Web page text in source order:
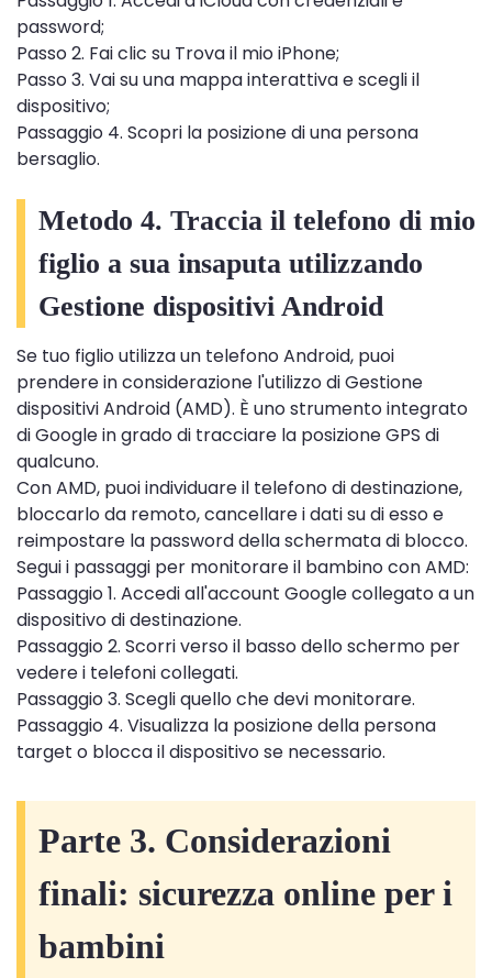
password;
Passo 2. Fai clic su Trova il mio iPhone;
Passo 3. Vai su una mappa interattiva e scegli il
dispositivo;
Passaggio 4. Scopri la posizione di una persona
bersaglio.
Metodo 4. Traccia il telefono di mio
figlio a sua insaputa utilizzando
Gestione dispositivi Android
Se tuo figlio utilizza un telefono Android, puoi
prendere in considerazione l'utilizzo di Gestione
dispositivi Android (AMD). È uno strumento integrato
di Google in grado di tracciare la posizione GPS di
qualcuno.
Con AMD, puoi individuare il telefono di destinazione,
bloccarlo da remoto, cancellare i dati su di esso e
reimpostare la password della schermata di blocco.
Segui i passaggi per monitorare il bambino con AMD:
Passaggio 1. Accedi all'account Google collegato a un
dispositivo di destinazione.
Passaggio 2. Scorri verso il basso dello schermo per
vedere i telefoni collegati.
Passaggio 3. Scegli quello che devi monitorare.
Passaggio 4. Visualizza la posizione della persona
target o blocca il dispositivo se necessario.
Parte 3. Considerazioni
finali: sicurezza online per i
bambini